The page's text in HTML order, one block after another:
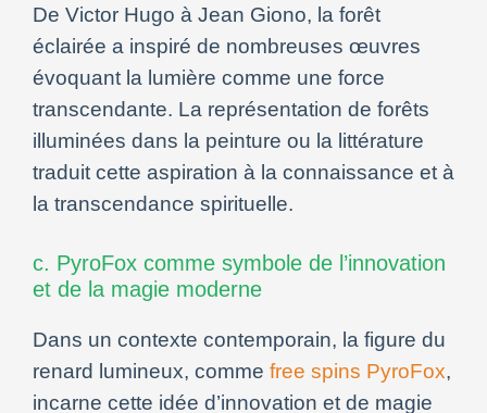
De Victor Hugo à Jean Giono, la forêt
éclairée a inspiré de nombreuses œuvres
évoquant la lumière comme une force
transcendante. La représentation de forêts
illuminées dans la peinture ou la littérature
traduit cette aspiration à la connaissance et à
la transcendance spirituelle.
c. PyroFox comme symbole de l’innovation
et de la magie moderne
Dans un contexte contemporain, la figure du
renard lumineux, comme free spins PyroFox,
incarne cette idée d’innovation et de magie